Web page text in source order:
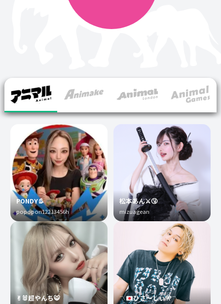
PONDY👢
popopon12213456h
✌︎🐰超やんち🐯
松本あん⚔️🤧
mizuagean
〽️ ひさ〜しぃ🎌〽️